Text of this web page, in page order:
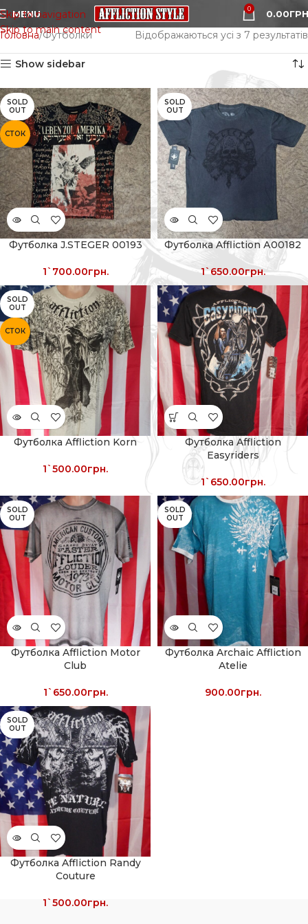
Skip to navigation
Skip to main content
MENU 0 0.00
Головна Футболки Відображаються усі з 7 результатів
Show sidebar
SOLD
OUT
СТОК
Футболка J.STEGER 00193
1`700.00грн.
SOLD
OUT
Футболка Affliction А00182
1`650.00грн.
SOLD
OUT
СТОК
Футболка Affliction Korn
1`500.00грн.
Футболка Affliction
Easyriders
1`650.00грн.
SOLD
OUT
Футболка Affliction Motor
Club
1`650.00грн.
SOLD
OUT
Футболка Archaic Affliction
Atelie
900.00грн.
SOLD
OUT
Футболка Affliction Randy
Couture
1`500.00грн.